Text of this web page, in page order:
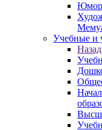
Учебные и
Назад